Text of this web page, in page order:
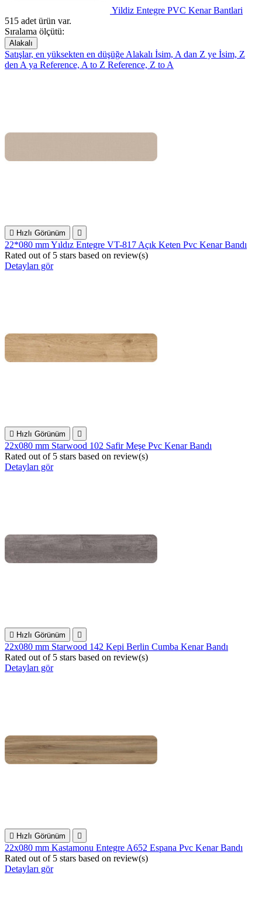
Yildiz Entegre PVC Kenar Bantlari
515 adet ürün var.
Sıralama ölçütü:
Alakalı
Satışlar, en yüksekten en düşüğe Alakalı İsim, A dan Z ye İsim, Z
den A ya Reference, A to Z Reference, Z to A
 Hızlı Görünüm 
22*080 mm Yıldız Entegre VT-817 Açık Keten Pvc Kenar Bandı
Rated out of 5 stars based on review(s)
Detayları gör
 Hızlı Görünüm 
22x080 mm Starwood 102 Safir Meşe Pvc Kenar Bandı
Rated out of 5 stars based on review(s)
Detayları gör
 Hızlı Görünüm 
22x080 mm Starwood 142 Kepi Berlin Cumba Kenar Bandı
Rated out of 5 stars based on review(s)
Detayları gör
 Hızlı Görünüm 
22x080 mm Kastamonu Entegre A652 Espana Pvc Kenar Bandı
Rated out of 5 stars based on review(s)
Detayları gör